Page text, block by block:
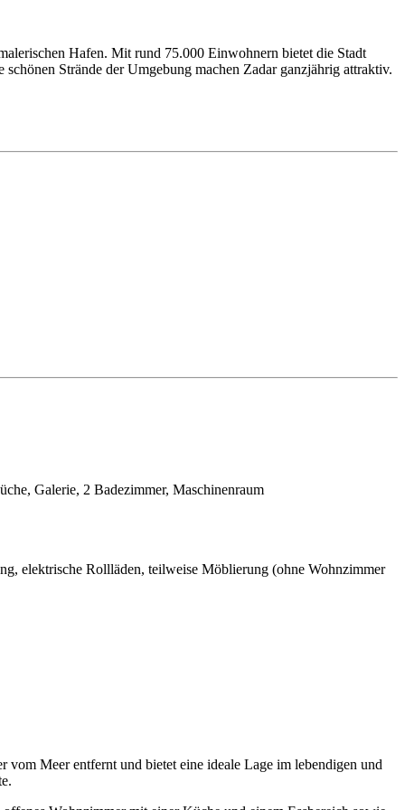
Hafen. Mit rund 75.000 Einwohnern bietet die Stadt
Strände der Umgebung machen Zadar ganzjährig attraktiv.
Galerie, 2 Badezimmer, Maschinenraum
elektrische Rollläden, teilweise Möblierung (ohne Wohnzimmer
Meer entfernt und bietet eine ideale Lage im lebendigen und